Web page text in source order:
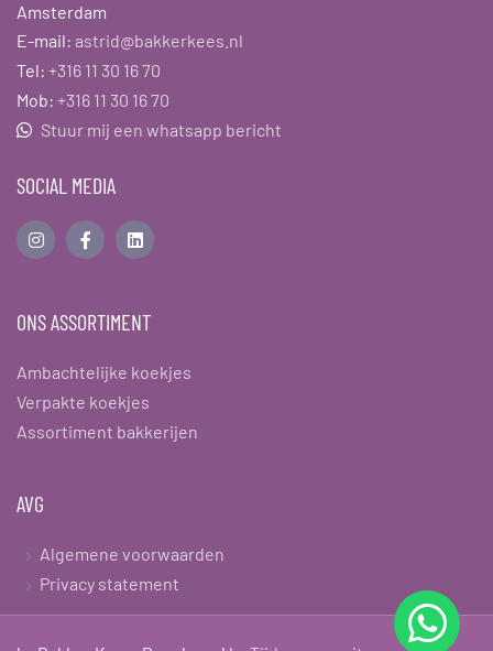
Amsterdam
E-mail: astrid@bakkerkees.nl
Tel: +316 11 30 16 70
Mob: +316 11 30 16 70
Stuur mij een whatsapp bericht
SOCIAL MEDIA
ONS ASSORTIMENT
Ambachtelijke koekjes
Verpakte koekjes
Assortiment bakkerijen
AVG
Algemene voorwaarden
Privacy statement